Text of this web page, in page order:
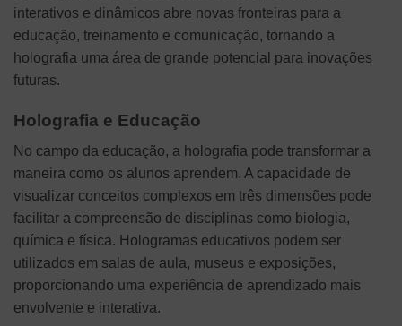
interativos e dinâmicos abre novas fronteiras para a
educação, treinamento e comunicação, tornando a
holografia uma área de grande potencial para inovações
futuras.
Holografia e Educação
No campo da educação, a holografia pode transformar a
maneira como os alunos aprendem. A capacidade de
visualizar conceitos complexos em três dimensões pode
facilitar a compreensão de disciplinas como biologia,
química e física. Hologramas educativos podem ser
utilizados em salas de aula, museus e exposições,
proporcionando uma experiência de aprendizado mais
envolvente e interativa.